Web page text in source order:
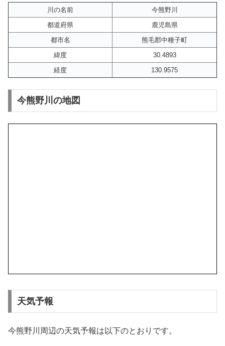
川の名前
今熊野川
都道府県
鹿児島県
都市名
熊毛郡中種子町
緯度
30.4893
経度
130.9575
今熊野川の地図
天気予報
今熊野川周辺の天気予報は以下のとおりです。